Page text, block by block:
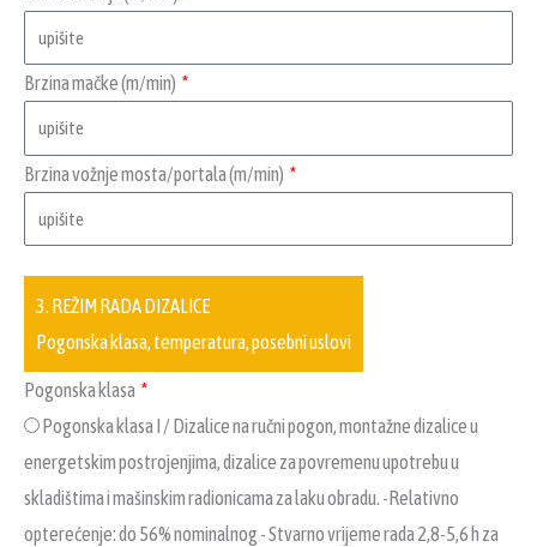
Brzina mačke (m/min)
Brzina vožnje mosta/portala (m/min)
3. REŽIM RADA DIZALICE
Pogonska klasa, temperatura, posebni uslovi
Pogonska klasa
Pogonska klasa I / Dizalice na ručni pogon, montažne dizalice u
energetskim postrojenjima, dizalice za povremenu upotrebu u
skladištima i mašinskim radionicama za laku obradu. -Relativno
opterećenje: do 56% nominalnog - Stvarno vrijeme rada 2,8-5,6 h za